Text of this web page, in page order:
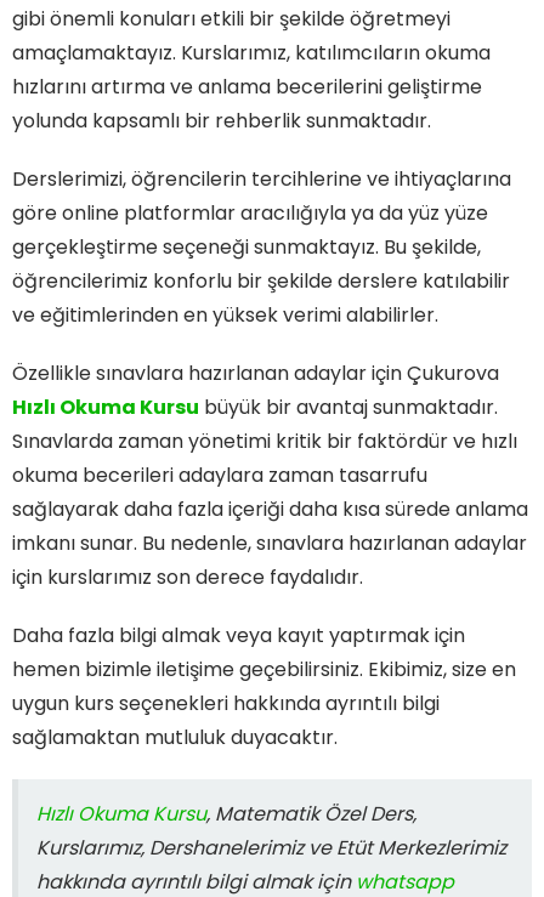
gibi önemli konuları etkili bir şekilde öğretmeyi
amaçlamaktayız. Kurslarımız, katılımcıların okuma
hızlarını artırma ve anlama becerilerini geliştirme
yolunda kapsamlı bir rehberlik sunmaktadır.
Derslerimizi, öğrencilerin tercihlerine ve ihtiyaçlarına
göre online platformlar aracılığıyla ya da yüz yüze
gerçekleştirme seçeneği sunmaktayız. Bu şekilde,
öğrencilerimiz konforlu bir şekilde derslere katılabilir
ve eğitimlerinden en yüksek verimi alabilirler.
Özellikle sınavlara hazırlanan adaylar için Çukurova
Hızlı Okuma Kursu büyük bir avantaj sunmaktadır.
Sınavlarda zaman yönetimi kritik bir faktördür ve hızlı
okuma becerileri adaylara zaman tasarrufu
sağlayarak daha fazla içeriği daha kısa sürede anlama
imkanı sunar. Bu nedenle, sınavlara hazırlanan adaylar
için kurslarımız son derece faydalıdır.
Daha fazla bilgi almak veya kayıt yaptırmak için
hemen bizimle iletişime geçebilirsiniz. Ekibimiz, size en
uygun kurs seçenekleri hakkında ayrıntılı bilgi
sağlamaktan mutluluk duyacaktır.
Hızlı Okuma Kursu, Matematik Özel Ders,
Kurslarımız, Dershanelerimiz ve Etüt Merkezlerimiz
hakkında ayrıntılı bilgi almak için whatsapp